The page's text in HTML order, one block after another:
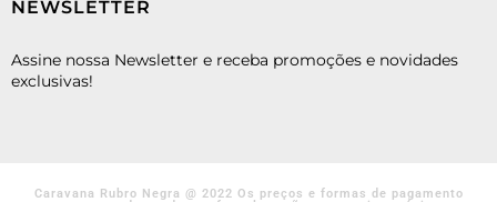
NEWSLETTER
Assine nossa Newsletter e receba promoções e novidades
exclusivas!
Caravana Rubro Negra @ 2022 Os preços e formas de pagamento